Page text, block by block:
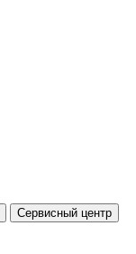
Сервисный центр